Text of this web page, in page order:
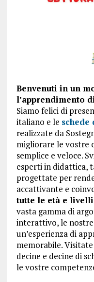
Benvenuti in un
l’apprendimento
Siamo felici di
italiano e le
realizzate da
migliorare le vostre
semplice e veloce.
esperti in didattica,
progettate per
accattivante e
tutte le età e
vasta gamma di
interattivo, le
un’esperienza di
memorabile.
decine e decine di
le vostre